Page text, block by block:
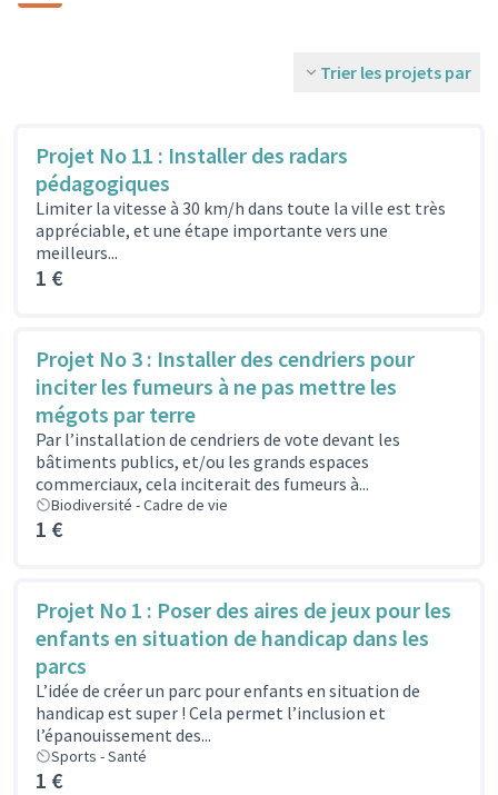
Trier les projets par
Projet No 11 : Installer des radars
pédagogiques
Limiter la vitesse à 30 km/h dans toute la ville est très
appréciable, et une étape importante vers une
meilleurs...
1 €
Projet No 3 : Installer des cendriers pour
inciter les fumeurs à ne pas mettre les
mégots par terre
Par l’installation de cendriers de vote devant les
bâtiments publics, et/ou les grands espaces
commerciaux, cela inciterait des fumeurs à...
Biodiversité - Cadre de vie
1 €
Projet No 1 : Poser des aires de jeux pour les
enfants en situation de handicap dans les
parcs
L’idée de créer un parc pour enfants en situation de
handicap est super ! Cela permet l’inclusion et
l’épanouissement des...
Sports - Santé
1 €